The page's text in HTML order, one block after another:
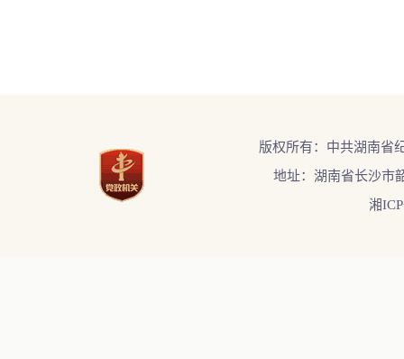
版权所有：中共湖南省
地址：湖南省长沙市
湘